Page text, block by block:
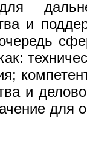
и
и
для